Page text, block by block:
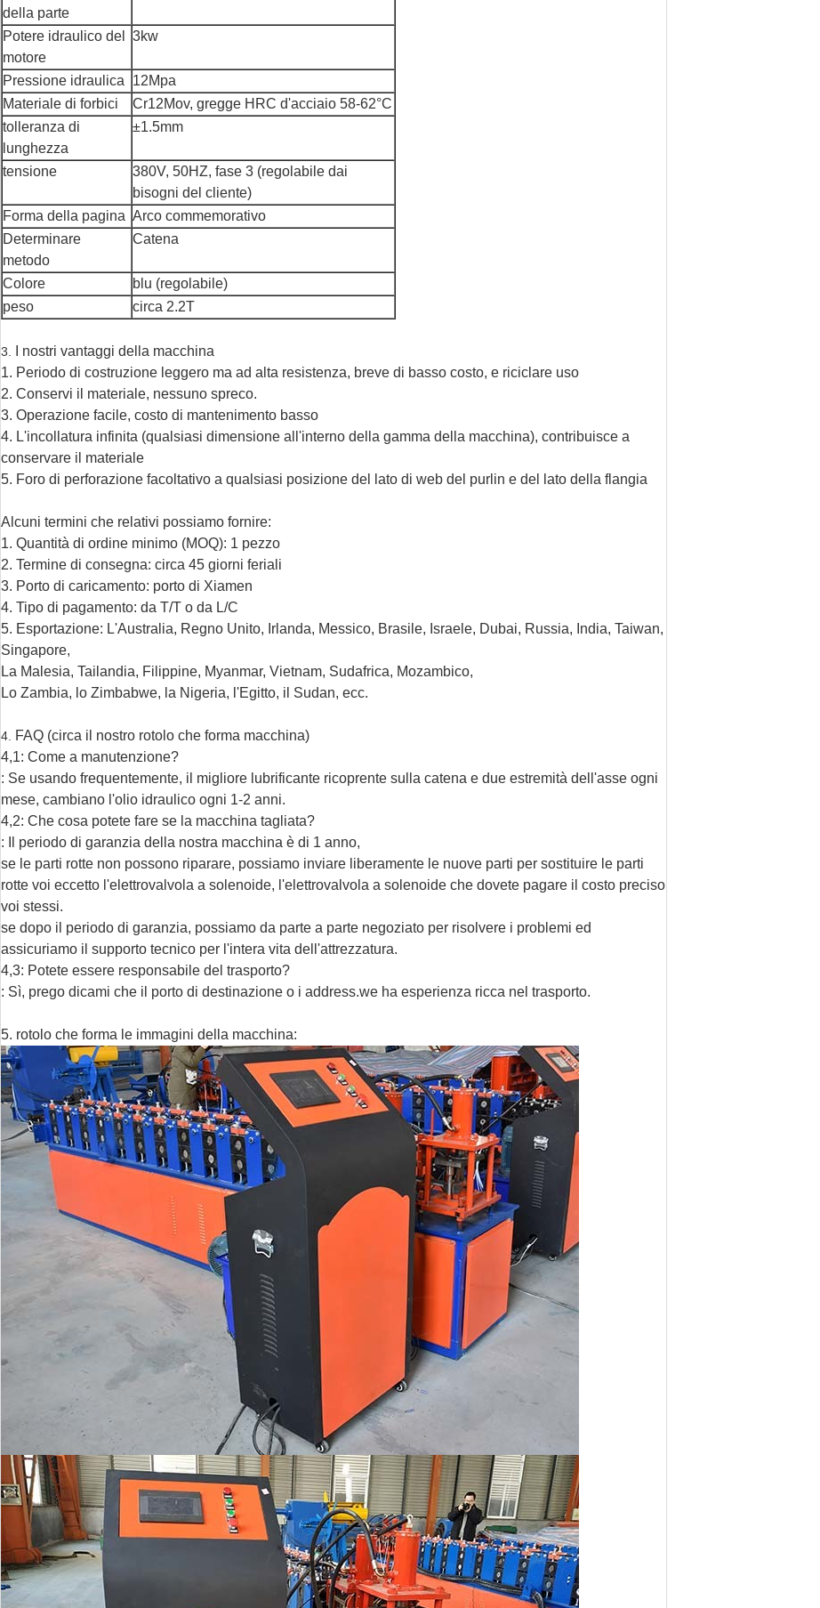
della parte
Potere idraulico del
motore
3kw
Pressione idraulica
12Mpa
Materiale di forbici
Cr12Mov, gregge HRC d'acciaio 58-62°C
tolleranza di
lunghezza
±1.5mm
tensione
380V, 50HZ, fase 3 (regolabile dai
bisogni del cliente)
Forma della pagina Arco commemorativo
Determinare
metodo
Catena
Colore
blu (regolabile)
peso
circa 2.2T
3.
I nostri vantaggi della macchina
1. Periodo di costruzione leggero ma ad alta resistenza, breve di basso costo, e riciclare uso
2. Conservi il materiale, nessuno spreco.
3. Operazione facile, costo di mantenimento basso
4. L'incollatura infinita (qualsiasi dimensione all'interno della gamma della macchina), contribuisce a
conservare il materiale
5. Foro di perforazione facoltativo a qualsiasi posizione del lato di web del purlin e del lato della flangia
Alcuni termini che relativi possiamo fornire:
1. Quantità di ordine minimo (MOQ): 1 pezzo
2. Termine di consegna: circa 45 giorni feriali
3. Porto di caricamento: porto di Xiamen
4. Tipo di pagamento: da T/T o da L/C
5. Esportazione: L'Australia, Regno Unito, Irlanda, Messico, Brasile, Israele, Dubai, Russia, India, Taiwan,
Singapore,
La Malesia, Tailandia, Filippine, Myanmar, Vietnam, Sudafrica, Mozambico,
Lo Zambia, lo Zimbabwe, la Nigeria, l'Egitto, il Sudan, ecc.
4.
FAQ (circa il nostro rotolo che forma macchina)
4,1: Come a manutenzione?
: Se usando frequentemente, il migliore lubrificante ricoprente sulla catena e due estremità dell'asse ogni
mese, cambiano l'olio idraulico ogni 1-2 anni.
4,2: Che cosa potete fare se la macchina tagliata?
: Il periodo di garanzia della nostra macchina è di 1 anno,
se le parti rotte non possono riparare, possiamo inviare liberamente le nuove parti per sostituire le parti
rotte voi eccetto l'elettrovalvola a solenoide, l'elettrovalvola a solenoide che dovete pagare il costo preciso
voi stessi.
se dopo il periodo di garanzia, possiamo da parte a parte negoziato per risolvere i problemi ed
assicuriamo il supporto tecnico per l'intera vita dell'attrezzatura.
4,3: Potete essere responsabile del trasporto?
: Sì, prego dicami che il porto di destinazione o i address.we ha esperienza ricca nel trasporto.
5. rotolo che forma le immagini della macchina: